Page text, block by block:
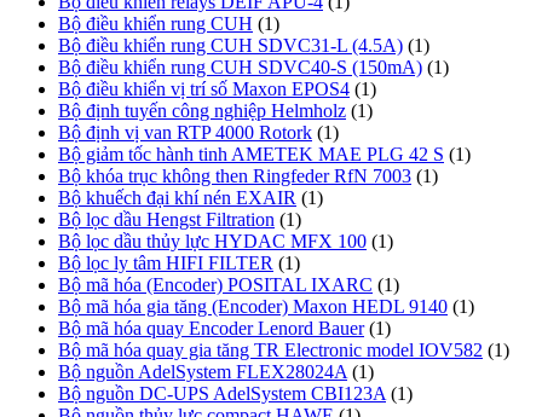
Bộ điều khiển rung CUH (1)
Bộ điều khiển rung CUH SDVC31-L (4.5A) (1)
Bộ điều khiển rung CUH SDVC40-S (150mA) (1)
Bộ điều khiển vị trí số Maxon EPOS4 (1)
Bộ định tuyến công nghiệp Helmholz (1)
Bộ định vị van RTP 4000 Rotork (1)
Bộ giảm tốc hành tinh AMETEK MAE PLG 42 S (1)
Bộ khóa trục không then Ringfeder RfN 7003 (1)
Bộ khuếch đại khí nén EXAIR (1)
Bộ lọc dầu Hengst Filtration (1)
Bộ lọc dầu thủy lực HYDAC MFX 100 (1)
Bộ lọc ly tâm HIFI FILTER (1)
Bộ mã hóa (Encoder) POSITAL IXARC (1)
Bộ mã hóa gia tăng (Encoder) Maxon HEDL 9140 (1)
Bộ mã hóa quay Encoder Lenord Bauer (1)
Bộ mã hóa quay gia tăng TR Electronic model IOV582 (1)
Bộ nguồn AdelSystem FLEX28024A (1)
Bộ nguồn DC-UPS AdelSystem CBI123A (1)